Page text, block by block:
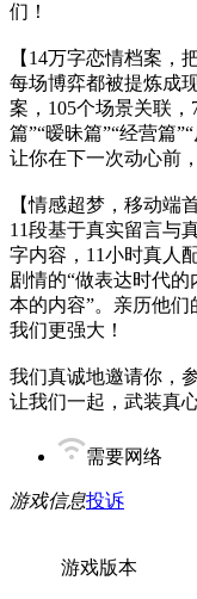
们！
【14万字恋情档案，
每场博弈都被提炼成
案，105个场景关联，
篇”“暧昧篇”“经营篇
让你在下一次动心前
【情感超梦，移动端
11段基于真实留言与
字内容，11小时真人
剧情的“做表达时代的
本的内容”。亲历他
我们更强大！
我们真诚地邀请你，
让我们一起，武装真
需要网络
游戏信息投诉
游戏版本